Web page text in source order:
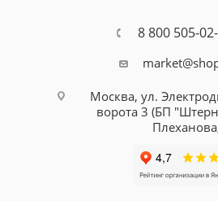
8 800 505-
Москва, ул.
ворота 3 (БП